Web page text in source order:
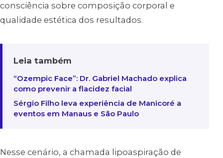
consciência sobre composição corporal e
qualidade estética dos resultados.
Leia também
“Ozempic Face”: Dr. Gabriel Machado explica
como prevenir a flacidez facial
Sérgio Filho leva experiência de Manicoré a
eventos em Manaus e São Paulo
Nesse cenário, a chamada lipoaspiração de